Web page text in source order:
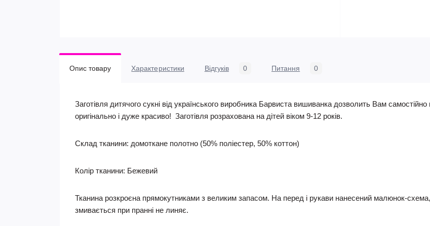
Опис товару Характеристики Відгуків 0 Питання 0
Заготівля дитячого сукні від українського виробника Барвиста вишиванка дозволить Вам
оригінально і дуже красиво! Заготівля розрахована на дітей віком 9-12 років.
Склад тканини: домоткане полотно (50% поліестер, 50% коттон)
Колір тканини: Бежевий
Тканина розкроєна прямокутниками з великим запасом. На перед і рукави нанесений малюнок-
змивається при пранні не линяє.